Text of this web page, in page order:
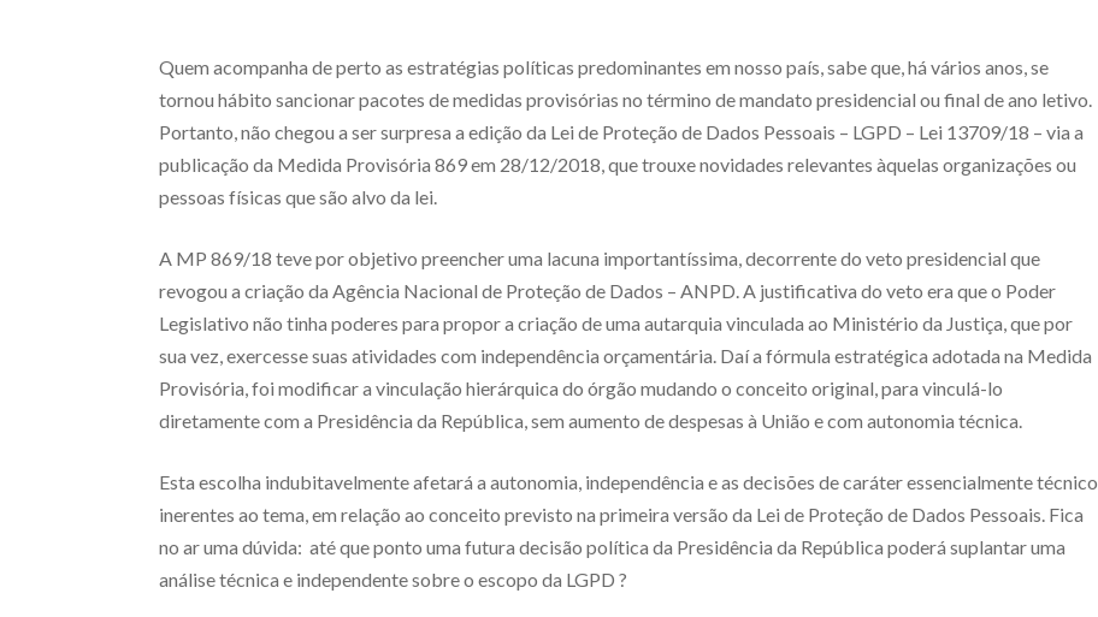
Quem acompanha de perto as estratégias políticas predominantes em nosso país, sabe que, há vários anos, se
tornou hábito sancionar pacotes de medidas provisórias no término de mandato presidencial ou final de ano letivo.
Portanto, não chegou a ser surpresa a edição da Lei de Proteção de Dados Pessoais – LGPD – Lei 13709/18 – via a
publicação da Medida Provisória 869 em 28/12/2018, que trouxe novidades relevantes àquelas organizações ou
pessoas físicas que são alvo da lei.
A MP 869/18 teve por objetivo preencher uma lacuna importantíssima, decorrente do veto presidencial que
revogou a criação da Agência Nacional de Proteção de Dados – ANPD. A justificativa do veto era que o Poder
Legislativo não tinha poderes para propor a criação de uma autarquia vinculada ao Ministério da Justiça, que por
sua vez, exercesse suas atividades com independência orçamentária. Daí a fórmula estratégica adotada na Medida
Provisória, foi modificar a vinculação hierárquica do órgão mudando o conceito original, para vinculá-lo
diretamente com a Presidência da República, sem aumento de despesas à União e com autonomia técnica.
Esta escolha indubitavelmente afetará a autonomia, independência e as decisões de caráter essencialmente técnico
inerentes ao tema, em relação ao conceito previsto na primeira versão da Lei de Proteção de Dados Pessoais. Fica
no ar uma dúvida: até que ponto uma futura decisão política da Presidência da República poderá suplantar uma
análise técnica e independente sobre o escopo da LGPD ?